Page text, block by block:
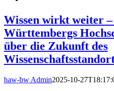
Wissen wirkt weiter –
Württembergs
über die Zukunft des
haw-bw Admin2025-10-